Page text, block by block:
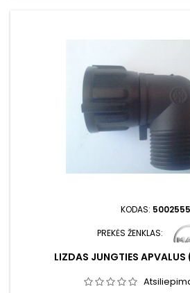
KODAS: 5002555
PREKĖS ŽENKLAS:
LIZDAS JUNGTIES APVALUS